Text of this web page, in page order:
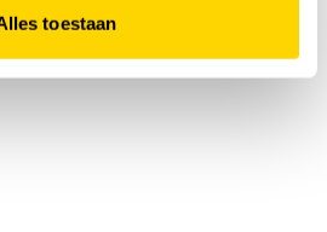
toestaan